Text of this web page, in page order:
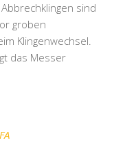
sind
groben
Klingenwechsel.
das Messer